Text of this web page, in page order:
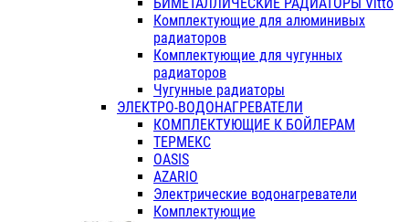
Комплектующие для алюминивых
радиаторов
Комплектующие для чугунных
радиаторов
Чугунные радиаторы
ЭЛЕКТРО-ВОДОНАГРЕВАТЕЛИ
КОМПЛЕКТУЮЩИЕ К БОЙЛЕРАМ
ТЕРМЕКС
OASIS
AZARIO
Электрические водонагреватели
Комплектующие